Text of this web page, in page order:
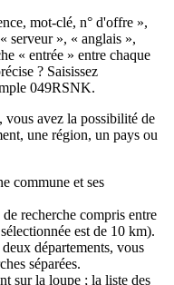
mot-clé, n° d'offre »,
serveur », « anglais »,
« entrée » entre chaque
? Saisissez
049RSNK.
avez la possibilité de
une région, un pays ou
commune et ses
recherche compris entre
est de 10 km).
départements, vous
séparées.
sur la loupe ; la liste des